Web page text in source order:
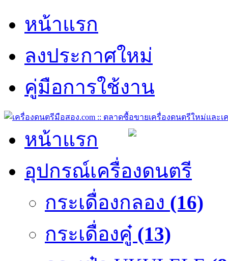
หน้าแรก
ลงประกาศใหม่
คู่มือการใช้งาน
หน้าแรก
อุปกรณ์เครื่องดนตรี
กระเดื่องกลอง (16)
กระเดื่องคู๋ (13)